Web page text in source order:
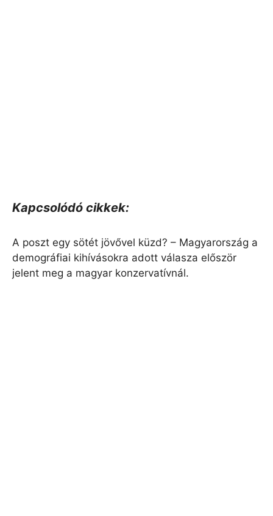
Kapcsolódó cikkek:
A poszt egy sötét jövővel küzd? – Magyarország a
demográfiai kihívásokra adott válasza először
jelent meg a magyar konzervatívnál.